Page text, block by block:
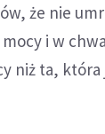
że nie
i w
niż ta,